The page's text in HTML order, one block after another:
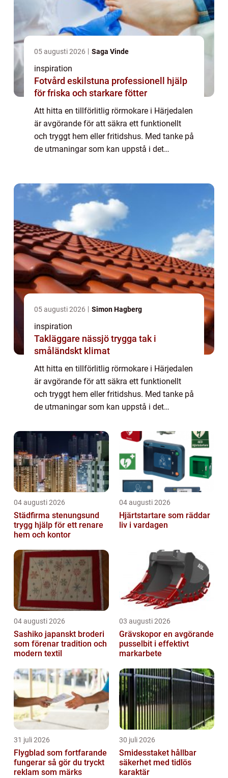
05 augusti 2026 Saga Vinde
inspiration
Fotvård eskilstuna professionell hjälp
för friska och starkare fötter
Att hitta en tillförlitlig rörmokare i Härjedalen
är avgörande för att säkra ett funktionellt
och tryggt hem eller fritidshus. Med tanke på
de utmaningar som kan uppstå i det
05 augusti 2026 Simon Hagberg
inspiration
Takläggare nässjö trygga tak i
småländskt klimat
Att hitta en tillförlitlig rörmokare i Härjedalen
är avgörande för att säkra ett funktionellt
och tryggt hem eller fritidshus. Med tanke på
de utmaningar som kan uppstå i det
04 augusti 2026
Städfirma stenungsund
trygg hjälp för ett renare
hem och kontor
04 augusti 2026
Hjärtstartare som räddar
liv i vardagen
04 augusti 2026
Sashiko japanskt broderi
som förenar tradition och
modern textil
03 augusti 2026
Grävskopor en avgörande
pusselbit i effektivt
markarbete
31 juli 2026
Flygblad som fortfarande
fungerar så gör du tryckt
reklam som märks
30 juli 2026
Smidesstaket hållbar
säkerhet med tidlös
karaktär